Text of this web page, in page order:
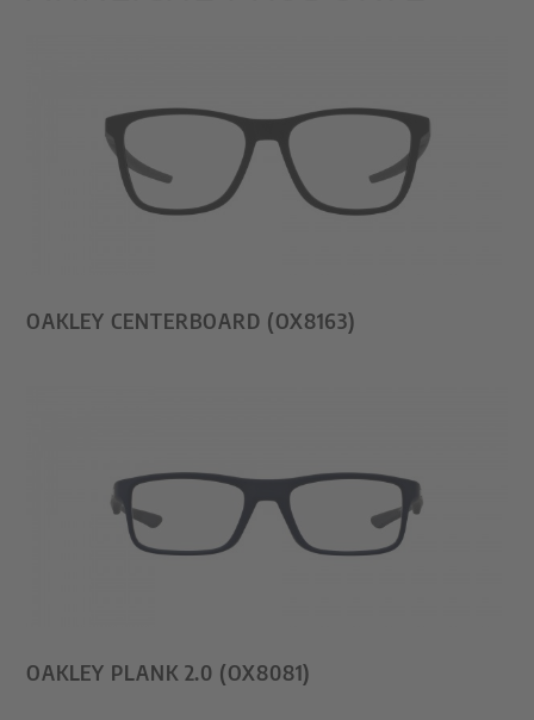
OAKLEY CENTERBOARD (OX8163)
OAKLEY PLANK 2.0 (OX8081)